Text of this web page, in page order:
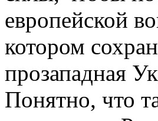
европейской
котором
прозападная
Понятно, что